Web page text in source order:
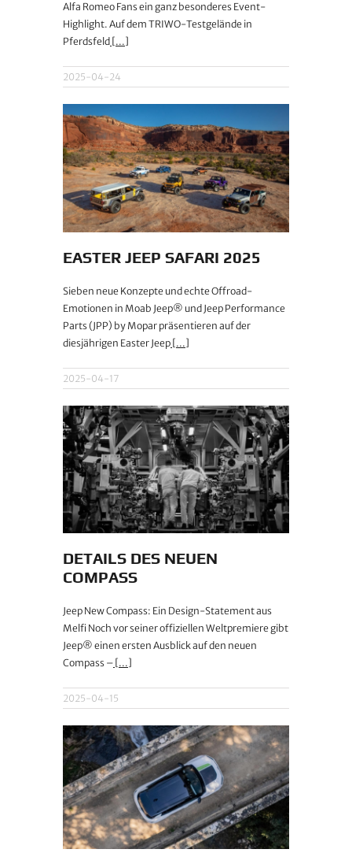
Alfa Romeo Fans ein ganz besonderes Event-
Highlight. Auf dem TRIWO-Testgelände in
Pferdsfeld [...]
2025-04-24
EASTER JEEP SAFARI 2025
Sieben neue Konzepte und echte Offroad-
Emotionen in Moab Jeep® und Jeep Performance
Parts (JPP) by Mopar präsentieren auf der
diesjährigen Easter Jeep [...]
2025-04-17
DETAILS DES NEUEN
COMPASS
Jeep New Compass: Ein Design-Statement aus
Melfi Noch vor seiner offiziellen Weltpremiere gibt
Jeep® einen ersten Ausblick auf den neuen
Compass – [...]
2025-04-15